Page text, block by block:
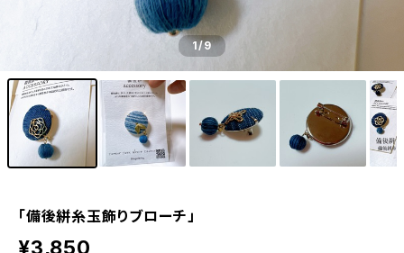
1/9
「備後絣糸玉飾りブローチ」
¥3,850